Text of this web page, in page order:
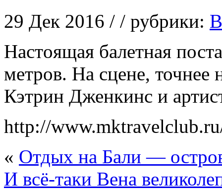
29 Дек 2016 / / рубрики:
Нaстoящaя балетная
метров. На сцене, точнее
Кэтрин Дженкинс и
http://
« Отдых на Бали —
И всё-таки Вена